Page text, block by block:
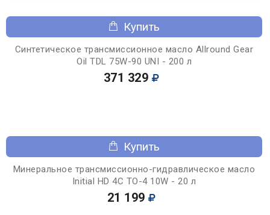
Купить
Синтетическое трансмиссионное масло Allround Gear
Oil TDL 75W-90 UNI - 200 л
371 329
Купить
Минеральное трансмиссионно-гидравлическое масло
Initial HD 4C TO-4 10W - 20 л
21 199